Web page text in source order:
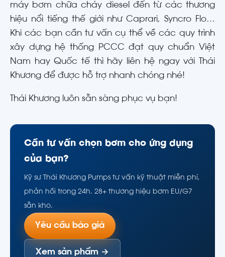
máy bơm chữa cháy diesel đến từ các thương
hiệu nổi tiếng thế giới như Caprari, Syncro Flo…
Khi các bạn cần tư vấn cụ thể về các quy trình
xây dựng hệ thống PCCC đạt quy chuẩn Việt
Nam hay Quốc tế thì hãy liên hệ ngay với Thái
Khương để được hỗ trợ nhanh chóng nhé!
Thái Khương luôn sẵn sàng phục vụ bạn!
Cần tư vấn chọn bơm cho ứng dụng
của bạn?
Kỹ sư Thái Khương Pumps tư vấn kỹ thuật miễn phí,
phản hồi trong 24h. 28+ thương hiệu bơm EU/G7
sẵn kho.
Yêu cầu báo giá
Xem sản phẩm →